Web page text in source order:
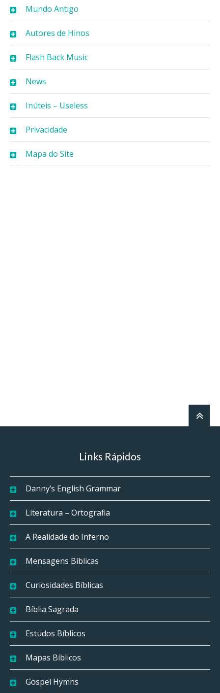
Mundo Antigo
Autores de Hinos
Flash Back Music
News
Inúteis – Useless
Privacidade
Mapa do Site
Links Rápidos
Danny’s English Grammar
Literatura – Ortografia
A Realidade do Inferno
Mensagens Bíblicas
Curiosidades Bíblicas
Bíblia Sagrada
Estudos Bíblicos
Mapas Bíblicos
Gospel Hymns